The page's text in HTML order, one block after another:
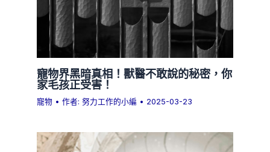
寵物界黑暗真相！獸醫不敢說的秘密，你
家毛孩正受害！
寵物 • 作者:努力工作的小編 • 2025-03-23